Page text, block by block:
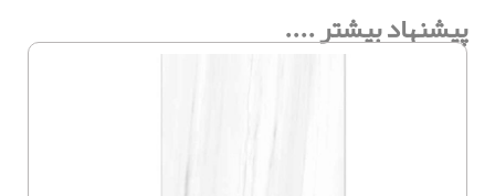
پیشنهاد بیشتر ....